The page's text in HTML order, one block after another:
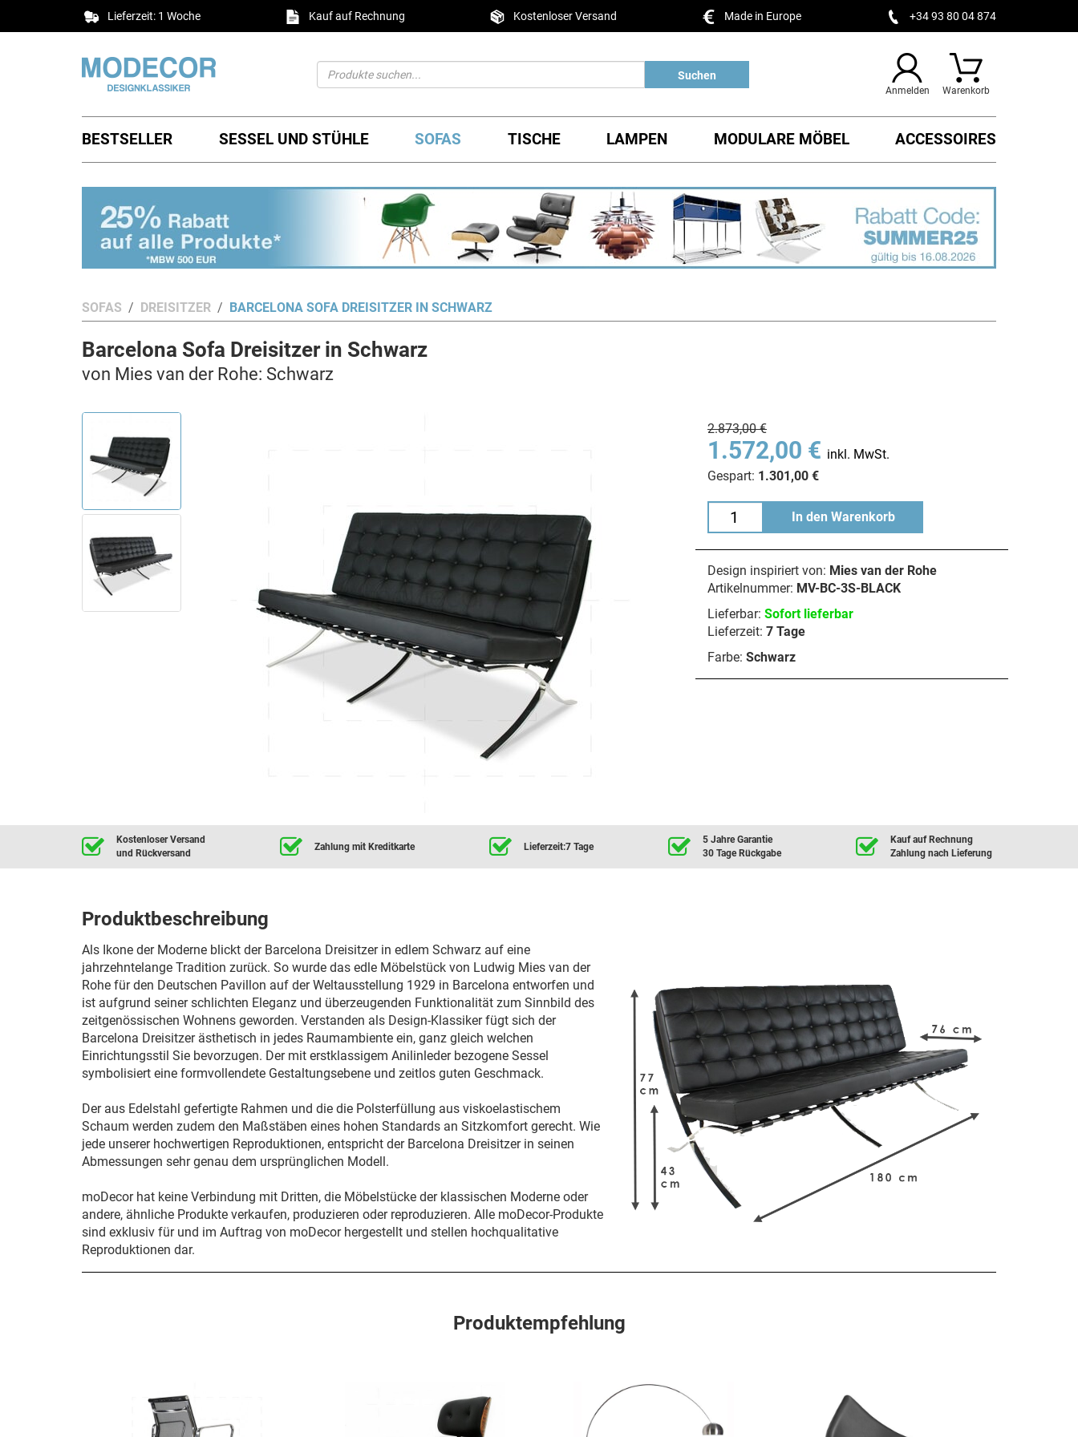
Lieferzeit: 1 Woche Kauf auf Rechnung Kostenloser Versand Made in Europe +34 93 80 04 874
Suchen
Anmelden Warenkorb
BESTSELLER SESSEL UND STÜHLE SOFAS TISCHE LAMPEN MODULARE MÖBEL ACCESSOIRES
SOFAS DREISITZER BARCELONA SOFA DREISITZER IN SCHWARZ
Barcelona Sofa Dreisitzer in Schwarz
von Mies van der Rohe: Schwarz
2.873,00 €
1.572,00 € inkl. MwSt.
Gespart: 1.301,00 €
In den Warenkorb
Design inspiriert von: Mies van der Rohe
Artikelnummer: MV-BC-3S-BLACK
Lieferbar: Sofort lieferbar
Lieferzeit: 7 Tage
Farbe: Schwarz
Kostenloser Versand
und Rückversand
Zahlung mit Kreditkarte Lieferzeit:7 Tage
5 Jahre Garantie
30 Tage Rückgabe
Kauf auf Rechnung
Zahlung nach Lieferung
Produktbeschreibung
Als Ikone der Moderne blickt der Barcelona Dreisitzer in edlem Schwarz auf eine
jahrzehntelange Tradition zurück. So wurde das edle Möbelstück von Ludwig Mies van der
Rohe für den Deutschen Pavillon auf der Weltausstellung 1929 in Barcelona entworfen und
ist aufgrund seiner schlichten Eleganz und überzeugenden Funktionalität zum Sinnbild des
zeitgenössischen Wohnens geworden. Verstanden als Design-Klassiker fügt sich der
Barcelona Dreisitzer ästhetisch in jedes Raumambiente ein, ganz gleich welchen
Einrichtungsstil Sie bevorzugen. Der mit erstklassigem Anilinleder bezogene Sessel
symbolisiert eine formvollendete Gestaltungsebene und zeitlos guten Geschmack.
Der aus Edelstahl gefertigte Rahmen und die die Polsterfüllung aus viskoelastischem
Schaum werden zudem den Maßstäben eines hohen Standards an Sitzkomfort gerecht. Wie
jede unserer hochwertigen Reproduktionen, entspricht der Barcelona Dreisitzer in seinen
Abmessungen sehr genau dem ursprünglichen Modell.
moDecor hat keine Verbindung mit Dritten, die Möbelstücke der klassischen Moderne oder
andere, ähnliche Produkte verkaufen, produzieren oder reproduzieren. Alle moDecor-Produkte
sind exklusiv für und im Auftrag von moDecor hergestellt und stellen hochqualitative
Reproduktionen dar.
Produktempfehlung